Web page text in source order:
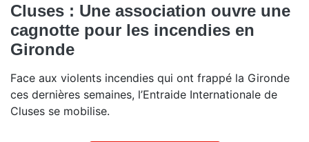
Cluses : Une association ouvre une
cagnotte pour les incendies en
Gironde
Face aux violents incendies qui ont frappé la Gironde
ces dernières semaines, l’Entraide Internationale de
Cluses se mobilise.